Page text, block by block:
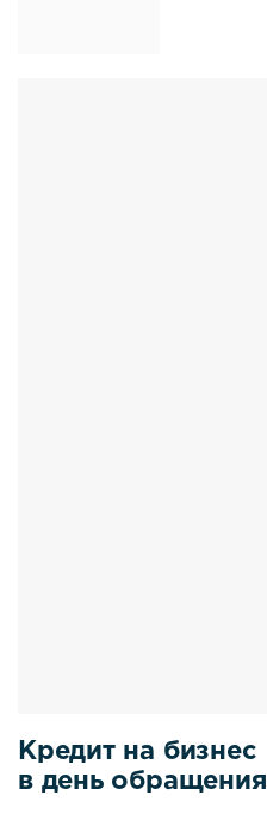
Кредит на бизнес
в день обращения